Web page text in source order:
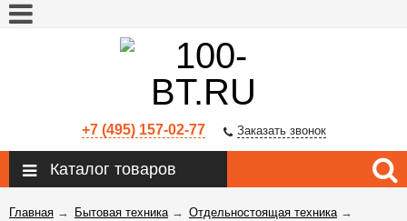
+7 (495) 157-02-77 Заказать звонок
Каталог товаров
Главная → Бытовая техника→ Отдельностоящая техника→